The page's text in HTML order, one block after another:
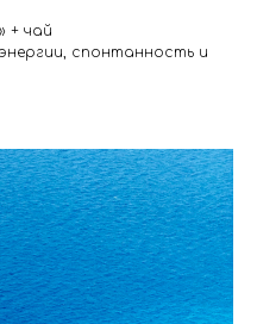
+ чай
спонтанность и